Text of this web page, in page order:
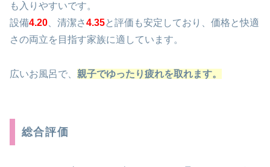
も入りやすいです。
設備4.20、清潔さ4.35と評価も安定しており、価格と快適
さの両立を目指す家族に適しています。
広いお風呂で、 親子でゆったり疲れを取れます。
総合評価